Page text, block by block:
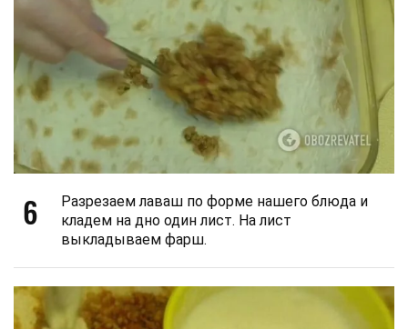
6
Разрезаем лаваш по форме нашего блюда и
кладем на дно один лист. На лист
выкладываем фарш.